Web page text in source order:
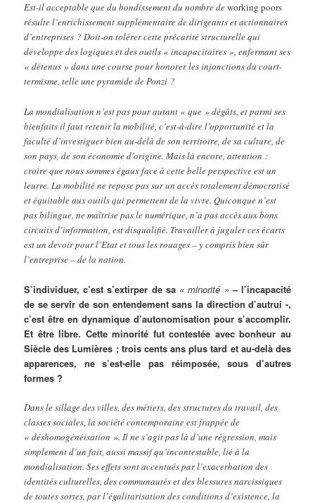
Est-il acceptable que du bondissement du nombre deworking poors
résulte l’enrichissement supplémentaire de dirigeants et actionnaires
d’entreprises ? Doit-on tolérer cette précarité structurelle qui
développe des logiques et des outils « incapacitaires », enfermant ses
« détenus » dans une course pour honorer les injonctions du court-
termisme, telle une pyramide de Ponzi ?
La mondialisation n’est pas pour autant « que » dégâts, et parmi ses
bienfaits il faut retenir la mobilité, c’est-à-dire l’opportunité et la
faculté d’investiguer bien au-delà de son territoire, de sa culture, de
son pays, de son économie d’origine. Mais là encore, attention :
croire que nous sommes égaux face à cette belle perspective est un
leurre. La mobilité ne repose pas sur un accès totalement démocratisé
et équitable aux outils qui permettent de la vivre. Quiconque n’est
pas bilingue, ne maîtrise pas le numérique, n’a pas accès aux bons
circuits d’information, est disqualifié. Travailler à juguler ces écarts
est un devoir pour l’Etat et tous les rouages – y compris bien sûr
l’entreprise – de la nation.
S’individuer, c’est s’extirper de sa « minorité » – l’incapacité
de se servir de son entendement sans la direction d’autrui -,
c’est être en dynamique d’autonomisation pour s’accomplir.
Et être libre. Cette minorité fut contestée avec bonheur au
Siècle des Lumières ; trois cents ans plus tard et au-delà des
apparences, ne s’est-elle pas réimposée, sous d’autres
formes ?
Dans le sillage des villes, des métiers, des structures du travail, des
classes sociales, la société contemporaine est frappée de
« déshomogénéisation ». Il ne s’agit pas là d’une régression, mais
simplement d’un fait, aussi massif qu’incontestable, lié à la
mondialisation. Ses effets sont accentués par l’exacerbation des
identités culturelles, des communautés et des blessures narcissiques
de toutes sortes, par l’égalitarisation des conditions d’existence, la